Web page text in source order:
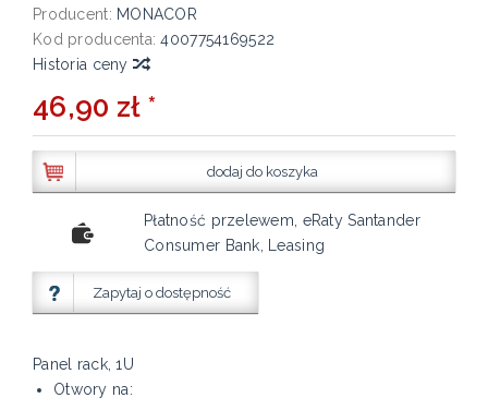
Producent: MONACOR
Kod producenta: 4007754169522
Historia ceny
46,90 zł *
dodaj do koszyka
Płatność przelewem, eRaty Santander
Consumer Bank, Leasing
Zapytaj o dostępność
Panel rack, 1U
Otwory na: